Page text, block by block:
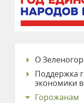
О
Поддержка
экономики
Горожанам